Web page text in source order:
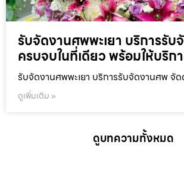
รับจัดงานศพพะเยา บริการรั
ครบจบในที่เดียว พร้อมให้บริก
รับจัดงานศพพะเยา บริการรับจัดงานศพ จั
ดูเพิ่มเติม »
ดูบทความทั้งหมด